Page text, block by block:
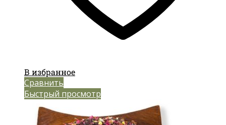
В избранное
Сравнить
Быстрый просмотр